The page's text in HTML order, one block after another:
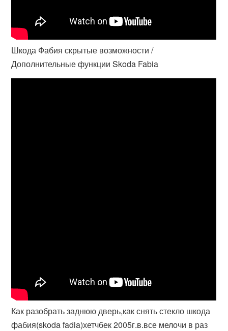
Шкода Фабия скрытые возможности /
Дополнительные функции Skoda Fabia
Как разобрать заднюю дверь,как снять стекло шкода
фабия(skoda fadia)хетчбек 2005г.в.все мелочи в раз